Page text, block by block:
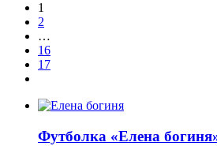
1
2
…
16
17
Футболка «Елена